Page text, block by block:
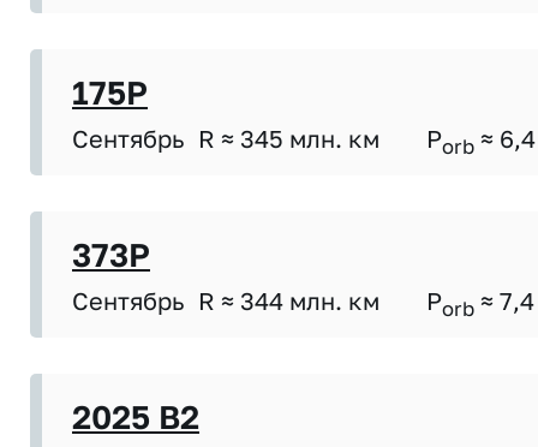
175P
Сентябрь R ≈ 345 млн. км Porb ≈ 6,4
373P
Сентябрь R ≈ 344 млн. км Porb ≈ 7,4
2025 B2